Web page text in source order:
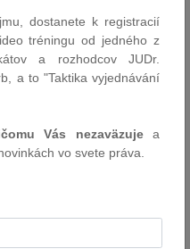
neuspel v Bruseli pre
už pozná dôvody, pre ktoré
Diplomatickou
poradného výboru Rady EÚ,
ako akciovky, avizuje T.
dostanete k registracií
tréningu od jedného z
a rozhodcov JUDr.
a to "Taktika vyjednávání
Vás nezaväzujea
vo svete práva.